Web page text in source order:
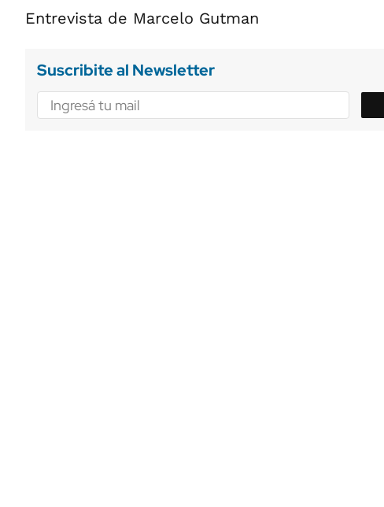
Entrevista de Marcelo Gutman
Suscribite al Newsletter